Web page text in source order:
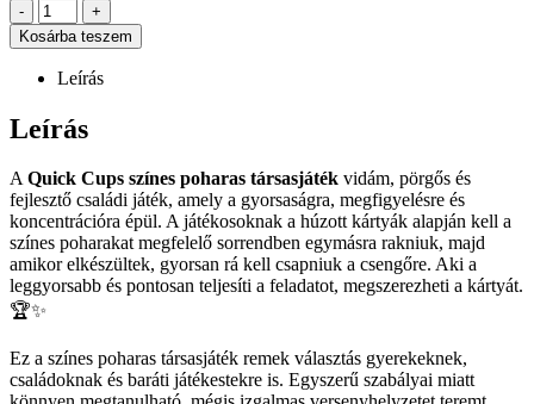
-
+
Kosárba teszem
Leírás
Leírás
AQuick Cups színes poharas társasjáték vidám, pörgős és
fejlesztő családi játék, amely a gyorsaságra, megfigyelésre és
koncentrációra épül. A játékosoknak a húzott kártyák alapján kell a
színes poharakat megfelelő sorrendben egymásra rakniuk, majd
amikor elkészültek, gyorsan rá kell csapniuk a csengőre. Aki a
leggyorsabb és pontosan teljesíti a feladatot, megszerezheti a kártyát.
🏆✨
Ez a színes poharas társasjáték remek választás gyerekeknek,
családoknak és baráti játékestekre is. Egyszerű szabályai miatt